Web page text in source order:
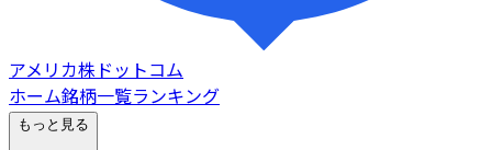
アメリカ株ドットコム
ホーム銘柄一覧ランキング
もっと見る